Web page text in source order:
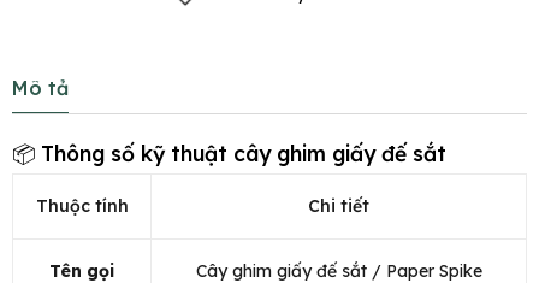
Mô tả
📦 Thông số kỹ thuật cây ghim giấy đế sắt
Thuộc tính Chi tiết
Tên gọi Cây ghim giấy đế sắt / Paper Spike